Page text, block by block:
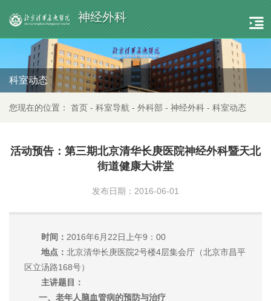
神经外科
科室动态
您现在的位置： 首页 - 科室导航 - 外科部 - 神经外科 - 科室动态
活动预告：第三期北京清华长庚医院神经外科暨天北
街道健康大讲堂
发布日期：2016-06-01
时间： 2016年6月22日上午9：00
地点： 北京清华长庚医院2号楼4层集会厅（北京市昌平
区立汤路168号）
主讲题目：
一、老年人脑血管病的预防与治疗